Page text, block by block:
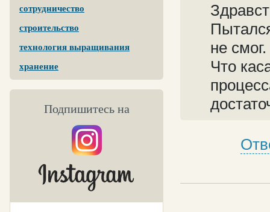
сотрудничество
строительство
технология выращивания
хранение
Подпишитесь на
не
Что